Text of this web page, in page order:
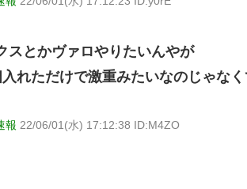
スとかヴァロやりたいんやが
れただけで激重みたいなのじゃな
報 22/06/01(水) 17:12:38 ID:M4ZO